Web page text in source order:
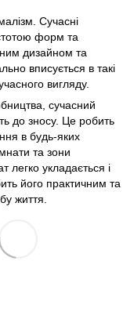
Сучасні
форм та
дизайном та
вписується в такі
вигляду.
сучасний
до зносу. Це робить
в будь-яких
та зони
легко укладається і
його практичним та
життя.